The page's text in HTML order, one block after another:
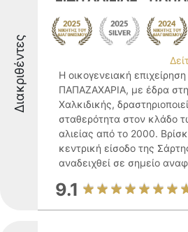
Διακριθέντες
Η οικογενειακή
ΠΑΠΑΖΑΧΑΡΙΑ, με έδρα
Χαλκιδικής,
σταθερότητα στον κλάδο
αλιείας από το 2000.
κεντρική είσοδο της
αναδειχθεί σε σημείο
9.1